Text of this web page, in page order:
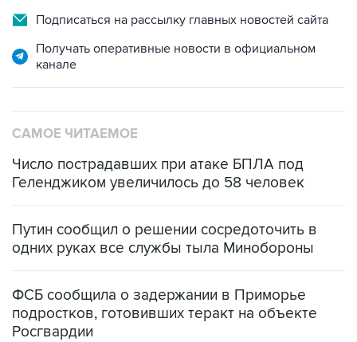
Подписаться на рассылку главных новостей сайта
Получать оперативные новости в официальном
канале
САМОЕ ЧИТАЕМОЕ
Число пострадавших при атаке БПЛА под
Геленджиком увеличилось до 58 человек
Путин сообщил о решении сосредоточить в
одних руках все службы тыла Минобороны
ФСБ сообщила о задержании в Приморье
подростков, готовивших теракт на объекте
Росгвардии